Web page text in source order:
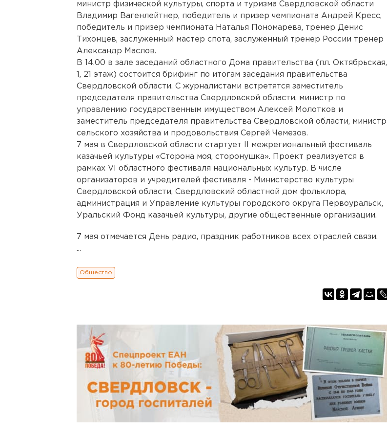
министр физической культуры, спорта и туризма Свердловской области
Владимир Вагенлейтнер, победитель и призер чемпионата Андрей Кресс,
победитель и призер чемпионата Наталья Пономарева, тренер Денис
Тихонцев, заслуженный мастер спота, заслуженный тренер России тренер
Александр Маслов.
В 14.00 в зале заседаний областного Дома правительства (пл. Октябрьская,
1, 21 этаж) состоится брифинг по итогам заседания правительства
Свердловской области. С журналистами встретятся заместитель
председателя правительства Свердловской области, министр по
управлению государственным имуществом Алексей Молотков и
заместитель председателя правительства Свердловской области, министр
сельского хозяйства и продовольствия Сергей Чемезов.
7 мая в Свердловской области стартует II межрегиональный фестиваль
казачьей культуры «Сторона моя, сторонушка». Проект реализуется в
рамках VI областного фестиваля национальных культур. В числе
организаторов и учредителей фестиваля - Министерство культуры
Свердловской области, Свердловский областной дом фольклора,
администрация и Управление культуры городского округа Первоуральск,
Уральский Фонд казачьей культуры, другие общественные организации.
7 мая отмечается День радио, праздник работников всех отраслей связи.
...
Общество